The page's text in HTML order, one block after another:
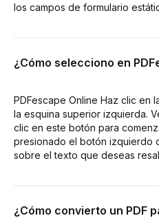
los campos de formulario
¿Cómo selecciono en
PDFescape Online Haz clic en
la esquina superior izquierda.
clic en este botón para
presionado el botón izquierdo
sobre el texto que deseas
¿Cómo convierto un PDF